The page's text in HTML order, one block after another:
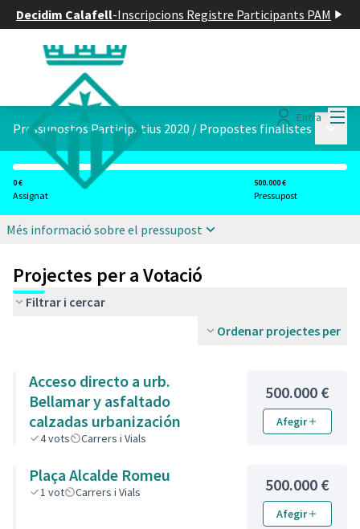
Decidim Calafell-Inscripcions Registre Participants PAM
Entra
Pressupostos Participatius 2020 / Propostes finalistes
0 €
Assignat
500.000 €
Pressupost
Més informació sobre el pressupost
Projectes per a Votació
Filtrar i cercar
Ordenar projectes per
Acceso directo a urb.
Bellamar y asfaltado
calzadas urbanización
4vots Carrers i Vials
500.000 €
Afegir
Plaça Alcalde Romeu
1 vot Carrers i Vials 500.000 €
Afegir